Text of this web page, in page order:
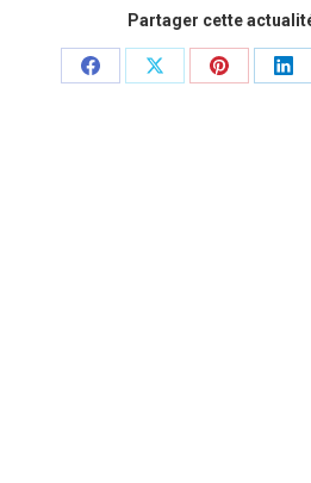
Partager cette
PartagerPartagerPartager